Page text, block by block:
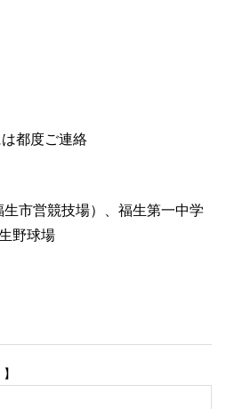
都度ご連絡
市営競技場）、福生第一中学
野球場